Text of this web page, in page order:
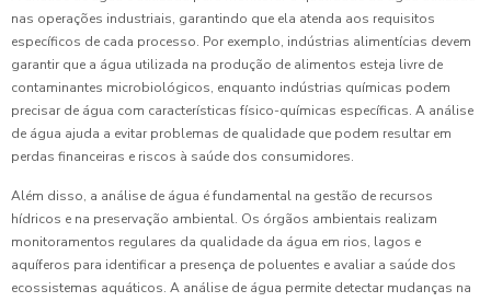
nas operações industriais, garantindo que ela atenda aos requisitos
específicos de cada processo. Por exemplo, indústrias alimentícias devem
garantir que a água utilizada na produção de alimentos esteja livre de
contaminantes microbiológicos, enquanto indústrias químicas podem
precisar de água com características físico-químicas específicas. A análise
de água ajuda a evitar problemas de qualidade que podem resultar em
perdas financeiras e riscos à saúde dos consumidores.
Além disso, a análise de água é fundamental na gestão de recursos
hídricos e na preservação ambiental. Os órgãos ambientais realizam
monitoramentos regulares da qualidade da água em rios, lagos e
aquíferos para identificar a presença de poluentes e avaliar a saúde dos
ecossistemas aquáticos. A análise de água permite detectar mudanças na